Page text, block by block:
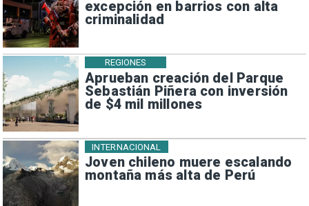
excepción en barrios con alta
criminalidad
Aprueban creación del Parque
Sebastián Piñera con inversión
de $4 mil millones
REGIONES
Joven chileno muere escalando
montaña más alta de Perú
INTERNACIONAL